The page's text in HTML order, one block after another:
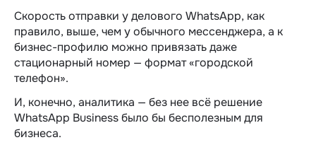
Скорость отправки у делового WhatsApp, как
правило, выше, чем у обычного мессенджера, а к
бизнес-профилю можно привязать даже
стационарный номер — формат «городской
телефон».
И, конечно, аналитика — без нее всё решение
WhatsApp Business было бы бесполезным для
бизнеса.